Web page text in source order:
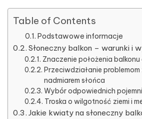
Table of Contents
Podstawowe informacje
Słoneczny balkon – warunki i
Znaczenie położenia
Przeciwdziałanie
nadmiarem słońca
Wybór odpowiednich
Troska o wilgotność ziemi i
Jakie kwiaty na słoneczny